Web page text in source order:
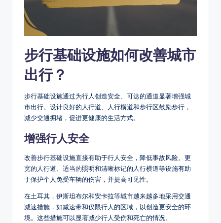
步行基础设施如何改善城市
出行？
步行基础设施通过为行人创造安全、可达的通道显著增强城
市出行。设计良好的人行道、人行横道和步行区鼓励步行，
减少交通拥堵，促进更健康的生活方式。
增强行人安全
改善步行基础设施直接有助于行人安全，降低事故风险。更
宽的人行道、适当的照明和清晰标记的人行横道等设施有助
于保护个人免受车辆的伤害，并提高可见性。
在土耳其，伊斯坦布尔和安卡拉等城市越来越多地采用交通
减速措施，如减速带和仅限行人的区域，以创造更安全的环
境。这些措施可以显著减少行人受伤和死亡的情况。